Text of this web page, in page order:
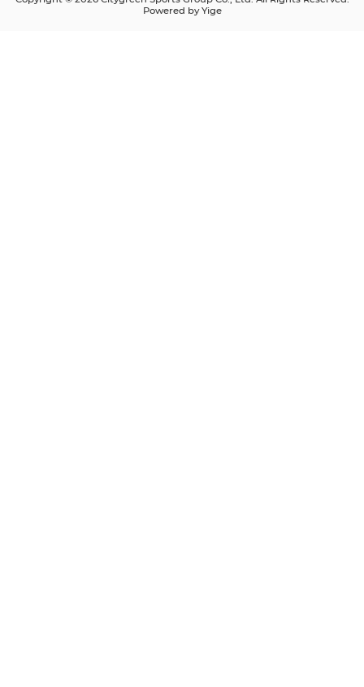
Powered byYige